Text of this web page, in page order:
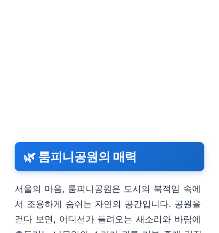
🌿 룸피니공원의 매력
서울의 마음, 룸피니공원은 도시의 북적임 속에
서 조용하게 숨쉬는 자연의 공간입니다. 공원을
걷다 보면, 어디선가 들려오는 새소리와 바람에